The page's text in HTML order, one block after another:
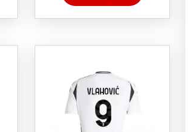
flere
Alternativene